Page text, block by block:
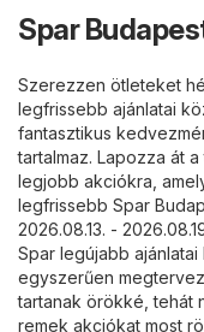
Spar
Szerezzen ötleteket
legfrissebb ajánlatai
fantasztikus
tartalmaz. Lapozza át
legjobb akciókra,
legfrissebb Spar
2026.08.13. -
Spar legújabb
egyszerűen
tartanak örökké, tehát
remek akciókat most